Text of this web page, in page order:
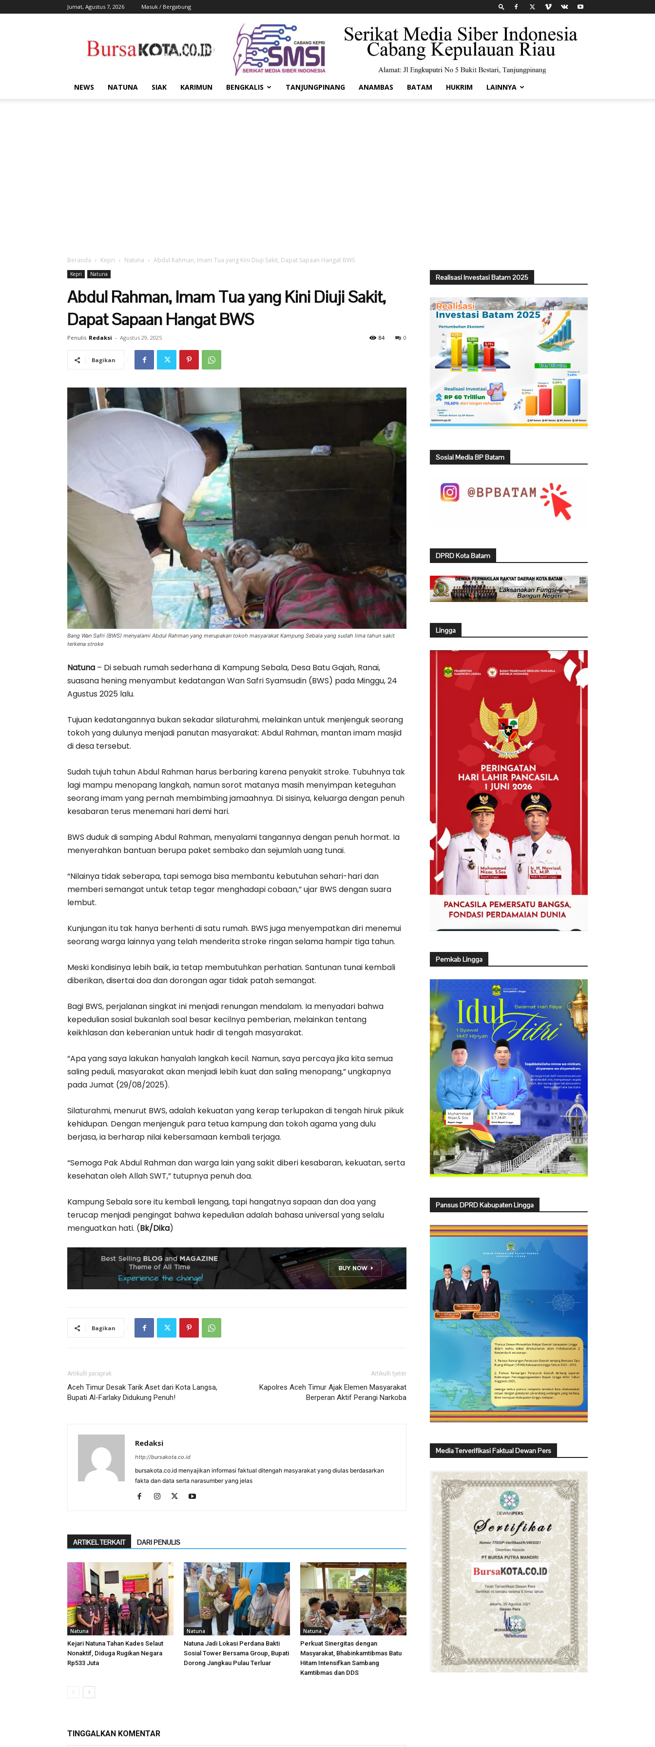
Jumat, Agustus 7, 2026 Masuk / Bergabung
Kota
NEWS NATUNA SIAK KARIMUN BENGKALIS TANJUNGPINANG ANAMBAS BATAM HUKRIM LAINNYA
Beranda Kepri Natuna Abdul Rahman, Imam Tua yang Kini Diuji Sakit, Dapat Sapaan Hangat BWS
Kepri Natuna
Abdul Rahman, Imam Tua yang Kini Diuji Sakit,
Dapat Sapaan Hangat BWS
Penulis Redaksi - Agustus 29, 2025 0
84
Bagikan
Bang Wan Safri (BWS) menyalami Abdul Rahman yang merupakan tokoh masyarakat Kampung Sebala yang sudah lima tahun sakit
terkena stroke
Natuna – Di sebuah rumah sederhana di Kampung Sebala, Desa Batu Gajah, Ranai,
suasana hening menyambut kedatangan Wan Safri Syamsudin (BWS) pada Minggu, 24
Agustus 2025 lalu.
Tujuan kedatangannya bukan sekadar silaturahmi, melainkan untuk menjenguk seorang
tokoh yang dulunya menjadi panutan masyarakat: Abdul Rahman, mantan imam masjid
di desa tersebut.
Sudah tujuh tahun Abdul Rahman harus berbaring karena penyakit stroke. Tubuhnya tak
lagi mampu menopang langkah, namun sorot matanya masih menyimpan keteguhan
seorang imam yang pernah membimbing jamaahnya. Di sisinya, keluarga dengan penuh
kesabaran terus menemani hari demi hari.
BWS duduk di samping Abdul Rahman, menyalami tangannya dengan penuh hormat. Ia
menyerahkan bantuan berupa paket sembako dan sejumlah uang tunai.
“Nilainya tidak seberapa, tapi semoga bisa membantu kebutuhan sehari-hari dan
memberi semangat untuk tetap tegar menghadapi cobaan,” ujar BWS dengan suara
lembut.
Kunjungan itu tak hanya berhenti di satu rumah. BWS juga menyempatkan diri menemui
seorang warga lainnya yang telah menderita stroke ringan selama hampir tiga tahun.
Meski kondisinya lebih baik, ia tetap membutuhkan perhatian. Santunan tunai kembali
diberikan, disertai doa dan dorongan agar tidak patah semangat.
Bagi BWS, perjalanan singkat ini menjadi renungan mendalam. Ia menyadari bahwa
kepedulian sosial bukanlah soal besar kecilnya pemberian, melainkan tentang
keikhlasan dan keberanian untuk hadir di tengah masyarakat.
“Apa yang saya lakukan hanyalah langkah kecil. Namun, saya percaya jika kita semua
saling peduli, masyarakat akan menjadi lebih kuat dan saling menopang,” ungkapnya
pada Jumat (29/08/2025).
Silaturahmi, menurut BWS, adalah kekuatan yang kerap terlupakan di tengah hiruk pikuk
kehidupan. Dengan menjenguk para tetua kampung dan tokoh agama yang dulu
berjasa, ia berharap nilai kebersamaan kembali terjaga.
“Semoga Pak Abdul Rahman dan warga lain yang sakit diberi kesabaran, kekuatan, serta
kesehatan oleh Allah SWT,” tutupnya penuh doa.
Kampung Sebala sore itu kembali lengang, tapi hangatnya sapaan dan doa yang
terucap menjadi pengingat bahwa kepedulian adalah bahasa universal yang selalu
menguatkan hati. (Bk/Dika)
Bagikan
Artikulli paraprak
Aceh Timur Desak Tarik Aset dari Kota Langsa,
Bupati Al-Farlaky Didukung Penuh!
Artikulli tjetër
Kapolres Aceh Timur Ajak Elemen Masyarakat
Berperan Aktif Perangi Narkoba
Redaksi
http://bursakota.co.id
bursakota.co.id menyajikan informasi faktual ditengah masyarakat yang diulas berdasarkan
fakta dan data serta narasumber yang jelas
ARTIKEL TERKAIT DARI PENULIS
Natuna
Kejari Natuna Tahan Kades Selaut
Nonaktif, Diduga Rugikan Negara
Rp533 Juta
Natuna
Natuna Jadi Lokasi Perdana Bakti
Sosial Tower Bersama Group, Bupati
Dorong Jangkau Pulau Terluar
Natuna
Perkuat Sinergitas dengan
Masyarakat, Bhabinkamtibmas Batu
Hitam Intensifkan Sambang
Kamtibmas dan DDS
TINGGALKAN KOMENTAR
Realisasi Investasi Batam 2025
Sosial Media BP Batam
DPRD Kota Batam
Lingga
Pemkab Lingga
Pansus DPRD Kabupaten Lingga
Media Terverifikasi Faktual Dewan Pers